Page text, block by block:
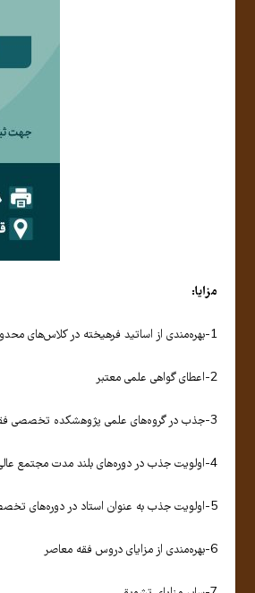
مزایا:
1-بهره‌مندی از اساتید فرهیخته در کلاس‌های محدود و با امکان دریافت مشاوره‌های تخصصی
2-اعطای گواهی علمی معتبر
3-جذب در گروه‌های علمی پژوهشکده تخصصی فقه و مدیریت
4-اولویت جذب در دوره‌های بلند مدت مجتمع عالی تربیت مجتهد مدیر
5-اولویت جذب به عنوان استاد در دوره‌های تخصصی مرتبط
6-بهره‌مندی از مزایای دروس فقه معاصر